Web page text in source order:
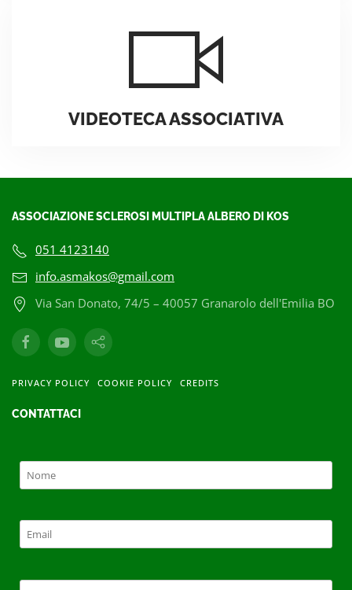
VIDEOTECA ASSOCIATIVA
ASSOCIAZIONE SCLEROSI MULTIPLA ALBERO DI KOS
051 4123140
info.asmakos@gmail.com
Via San Donato, 74/5 – 40057 Granarolo dell'Emilia BO
PRIVACY POLICY COOKIE POLICY CREDITS
CONTATTACI